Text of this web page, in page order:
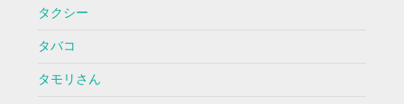
タクシー
タバコ
タモリさん